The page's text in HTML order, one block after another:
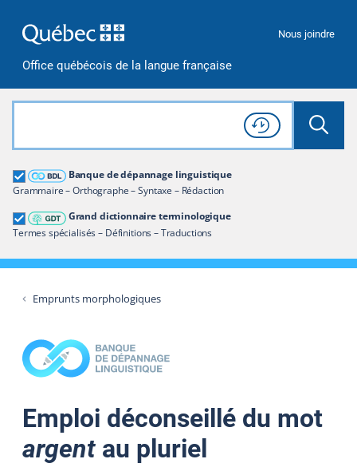
Office québécois de la langue française
Nous joindre
Rechercher dans tout le site
Lancer
Consulter l'
Historique
de recherche
Banque de dépannage linguistique
Grammaire – Orthographe – Syntaxe – Rédaction
Grand dictionnaire terminologique
Termes spécialisés – Définitions – Traductions
Grand dictionnaire terminologique
Restreindre aux termes
Emprunts morphologiques
Emploi déconseillé du mot
argent au pluriel